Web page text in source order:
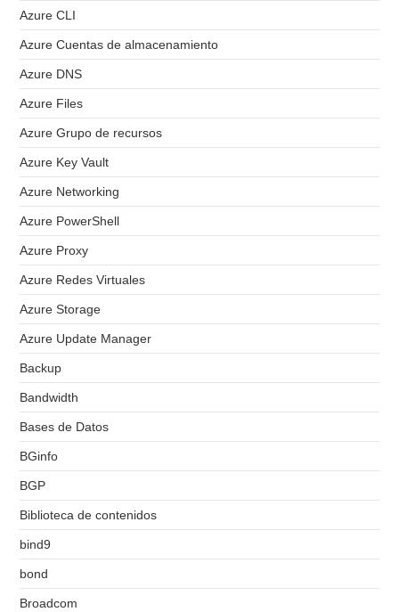
Azure CLI
Azure Cuentas de almacenamiento
Azure DNS
Azure Files
Azure Grupo de recursos
Azure Key Vault
Azure Networking
Azure PowerShell
Azure Proxy
Azure Redes Virtuales
Azure Storage
Azure Update Manager
Backup
Bandwidth
Bases de Datos
BGinfo
BGP
Biblioteca de contenidos
bind9
bond
Broadcom